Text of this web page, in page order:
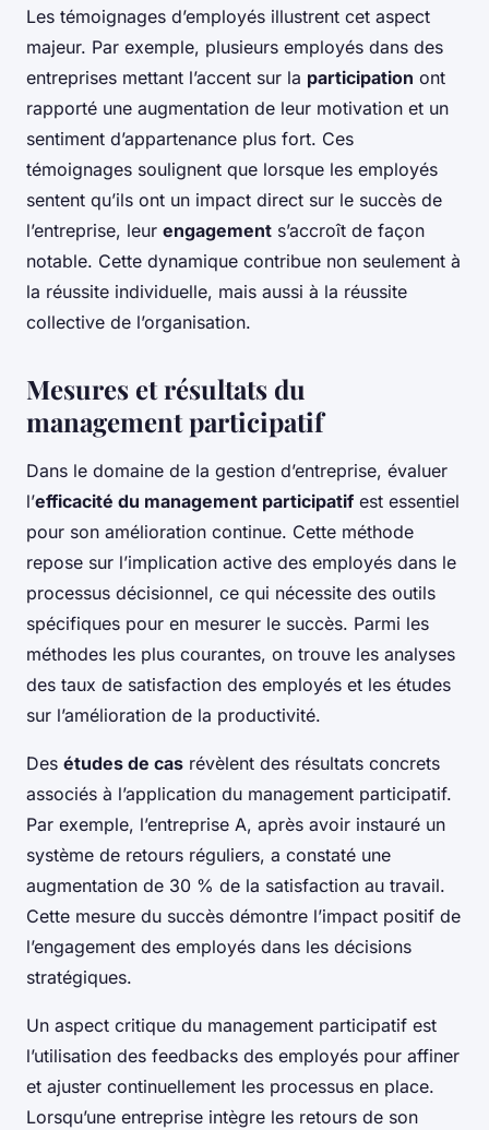
Les témoignages d’employés illustrent cet aspect
majeur. Par exemple, plusieurs employés dans des
entreprises mettant l’accent sur la participation ont
rapporté une augmentation de leur motivation et un
sentiment d’appartenance plus fort. Ces
témoignages soulignent que lorsque les employés
sentent qu’ils ont un impact direct sur le succès de
l’entreprise, leur engagement s’accroît de façon
notable. Cette dynamique contribue non seulement à
la réussite individuelle, mais aussi à la réussite
collective de l’organisation.
Mesures et résultats du
management participatif
Dans le domaine de la gestion d’entreprise, évaluer
l’efficacité du management participatif est essentiel
pour son amélioration continue. Cette méthode
repose sur l’implication active des employés dans le
processus décisionnel, ce qui nécessite des outils
spécifiques pour en mesurer le succès. Parmi les
méthodes les plus courantes, on trouve les analyses
des taux de satisfaction des employés et les études
sur l’amélioration de la productivité.
Des études de cas révèlent des résultats concrets
associés à l’application du management participatif.
Par exemple, l’entreprise A, après avoir instauré un
système de retours réguliers, a constaté une
augmentation de 30 % de la satisfaction au travail.
Cette mesure du succès démontre l’impact positif de
l’engagement des employés dans les décisions
stratégiques.
Un aspect critique du management participatif est
l’utilisation des feedbacks des employés pour affiner
et ajuster continuellement les processus en place.
Lorsqu’une entreprise intègre les retours de son